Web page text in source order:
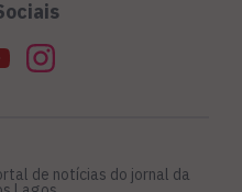
de notícias do jornal da